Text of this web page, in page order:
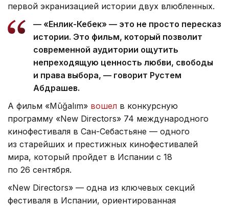
первой экранизацией истории двух влюбленных.
— «Енлик-Кебек» — это не просто пересказ
истории. Это фильм, который позволит
современной аудитории ощутить
непреходящую ценность любви, свободы
и права выбора, — говорит Рустем
Абдрашев.
А фильм «Mūğalım» вошел в конкурсную
программу «New Directors» 74 международного
кинофестиваля в Сан-Себастьяне — одного
из старейших и престижных кинофестивалей
мира, который пройдет в Испании с 18
по 26 сентября.
«New Directors» — одна из ключевых секций
фестиваля в Испании, ориентированная